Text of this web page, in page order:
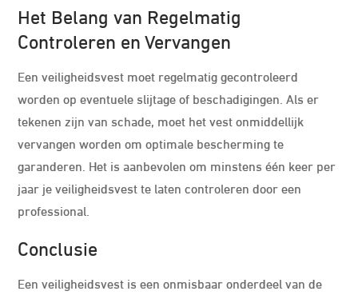
Het Belang van Regelmatig
Controleren en Vervangen
Een veiligheidsvest moet regelmatig gecontroleerd
worden op eventuele slijtage of beschadigingen. Als er
tekenen zijn van schade, moet het vest onmiddellijk
vervangen worden om optimale bescherming te
garanderen. Het is aanbevolen om minstens één keer per
jaar je veiligheidsvest te laten controleren door een
professional.
Conclusie
Een veiligheidsvest is een onmisbaar onderdeel van de